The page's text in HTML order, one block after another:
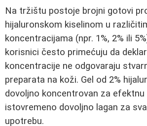
Na tržištu postoje brojni gotovi
hijaluronskom kiselinom u
koncentracijama (npr. 1%, 2% ili
korisnici često primećuju da
koncentracije ne odgovaraju
preparata na koži. Gel od 2%
dovoljno koncentrovan za efektnu
istovremeno dovoljno lagan za
upotrebu.